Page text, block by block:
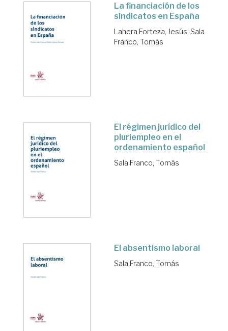
La financiación de los
sindicatos en España
Lahera Forteza, Jesús; Sala
Franco, Tomás
El régimen jurídico del
pluriempleo en el
ordenamiento español
Sala Franco, Tomás
El absentismo laboral
Sala Franco, Tomás